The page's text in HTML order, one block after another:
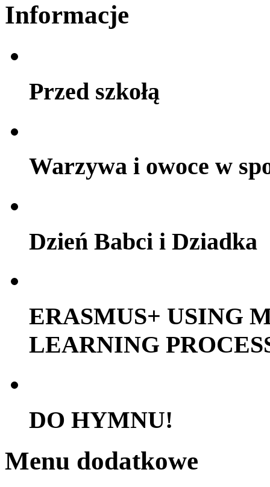
Informacje
Przed szkołą
Warzywa i owoce w
Dzień Babci i Dziadka
ERASMUS+ USING
LEARNING
DO HYMNU!
Menu dodatkowe